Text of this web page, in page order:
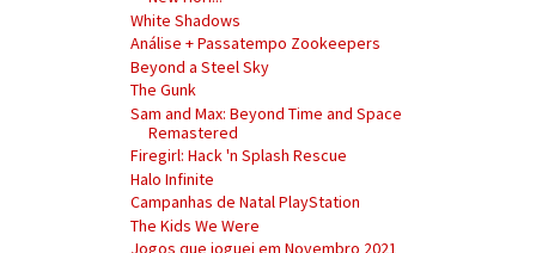
White Shadows
Análise + Passatempo Zookeepers
Beyond a Steel Sky
The Gunk
Sam and Max: Beyond Time and Space
Remastered
Firegirl: Hack 'n Splash Rescue
Halo Infinite
Campanhas de Natal PlayStation
The Kids We Were